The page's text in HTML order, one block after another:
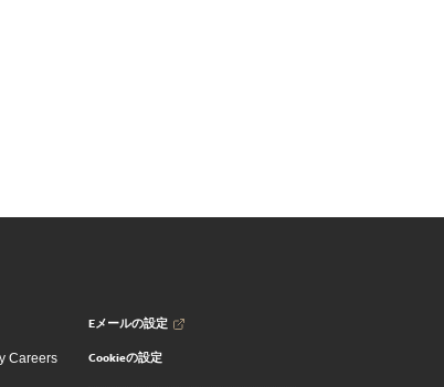
Careers
Eメールの設定
Cookieの設定